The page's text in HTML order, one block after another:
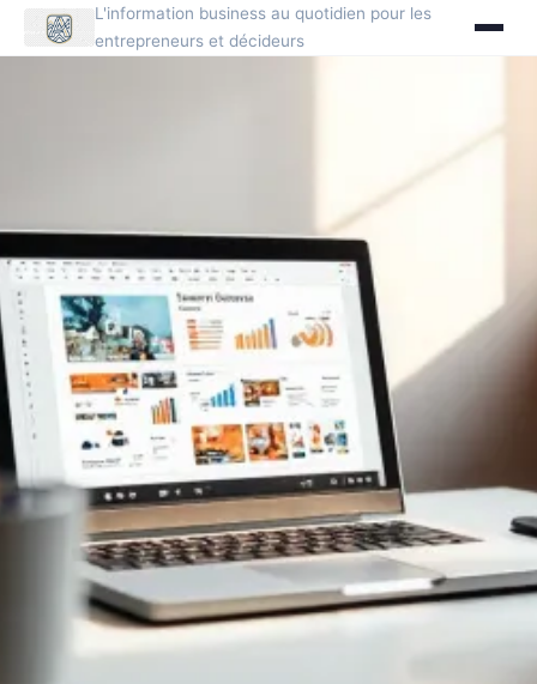
L'information business au quotidien pour les
entrepreneurs et décideurs